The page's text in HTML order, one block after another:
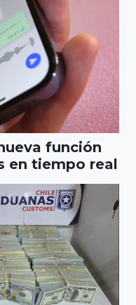
función
en tiempo real